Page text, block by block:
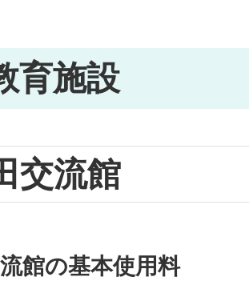
育施設
交流館
館の基本使用料